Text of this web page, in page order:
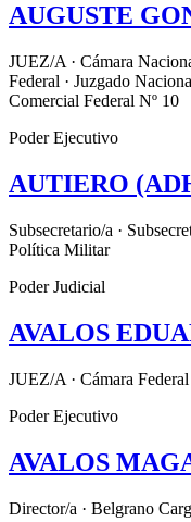
AUGUSTE
JUEZ/A · Cámara
Federal · Juzgado
Comercial Federal Nº 10
Poder Ejecutivo
AUTIERO
Subsecretario/a ·
Política Militar
Poder Judicial
AVALOS
JUEZ/A · Cámara
Poder Ejecutivo
AVALOS
Director/a · Belgrano